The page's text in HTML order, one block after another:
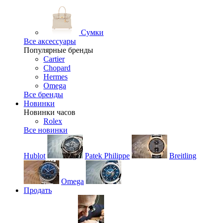
Сумки
Все аксессуары
Популярные бренды
Cartier
Chopard
Hermes
Omega
Все бренды
Новинки
Новинки часов
Rolex
Все новинки
Hublot Patek Philippe Breitling
Omega
Продать